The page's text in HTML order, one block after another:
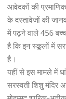
आवेदकों की
के दस्तावेजों की
में पढ़ने वाले 456
है कि इन स्कूलों में
है।
यहीं से इस मामले में
सरस्वती शिशु मंदिर